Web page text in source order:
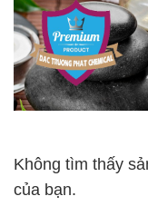
Không tìm thấy
của bạn.